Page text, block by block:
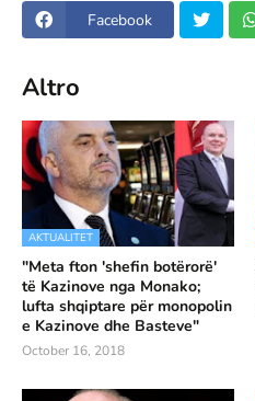
Facebook
Altro
AKTUALITET
"Meta fton 'shefin botërorë'
të Kazinove nga Monako;
lufta shqiptare për monopolin
e Kazinove dhe Basteve"
October 16, 2018